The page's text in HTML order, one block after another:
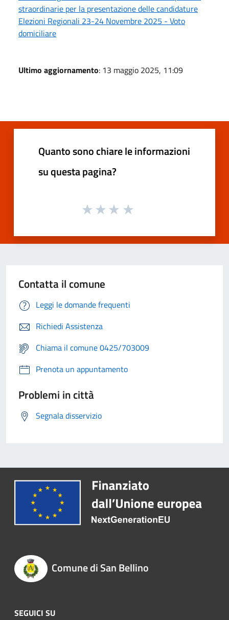
straordinarie per la presentazione delle candidature
Elezioni Regionali 23-24 Novembre 2025 - Voto
domiciliare
Ultimo aggiornamento: 13 maggio 2025, 11:09
Quanto sono chiare le informazioni
su questa pagina?
Contatta il comune
Leggi le domande frequenti
Richiedi Assistenza
Chiama il comune 0425/703009
Prenota un appuntamento
Problemi in città
Segnala disservizio
Comune di San Bellino
SEGUICI SU